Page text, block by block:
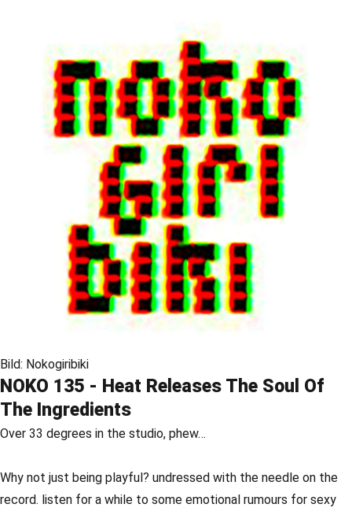
Bild: Nokogiribiki
NOKO 135 - Heat Releases The Soul Of
The Ingredients
Over 33 degrees in the studio, phew…
Why not just being playful? undressed with the needle on the
record. listen for a while to some emotional rumours for sexy